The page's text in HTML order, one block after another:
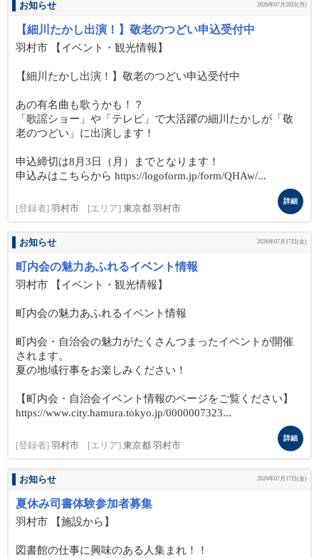
お知らせ 2026年07月20日(月)
【細川たかし出演！】敬老のつどい申込受付中
羽村市 【イベント・観光情報】
【細川たかし出演！】敬老のつどい申込受付中
あの有名曲も歌うかも！？
「歌謡ショー」や「テレビ」で大活躍の細川たかしが「敬
老のつどい」に出演します！
申込締切は8月3日（月）までとなります！
申込みはこちらから https://logoform.jp/form/QHAw/...
[登録者] 羽村市 [エリア] 東京都 羽村市
詳細
お知らせ 2026年07月17日(金)
町内会の魅力あふれるイベント情報
羽村市 【イベント・観光情報】
町内会の魅力あふれるイベント情報
町内会・自治会の魅力がたくさんつまったイベントが開催
されます。
夏の地域行事をお楽しみください！
【町内会・自治会イベント情報のページをご覧ください】
https://www.city.hamura.tokyo.jp/0000007323...
[登録者] 羽村市 [エリア] 東京都 羽村市
詳細
お知らせ 2026年07月17日(金)
夏休み司書体験参加者募集
羽村市 【施設から】
図書館の仕事に興味のある人集まれ！！